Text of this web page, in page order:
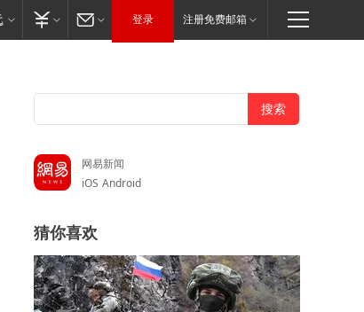
登录 注册免费邮箱
网易新闻
iOS Android
猜你喜欢